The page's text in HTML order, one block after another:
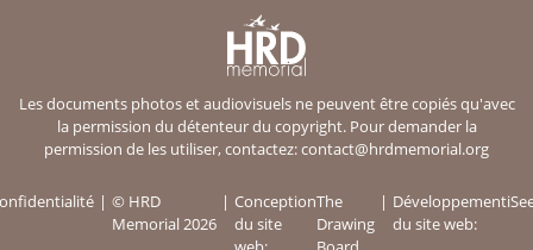
Les documents photos et audiovisuels ne peuvent être copiés qu'avec
la permission du détenteur du copyright. Pour demander la
permission de les utiliser, contactez:contact@hrdmemorial.org
© HRD
Memorial 2026
Conception
du site
The
Drawing
Développement
du site web: